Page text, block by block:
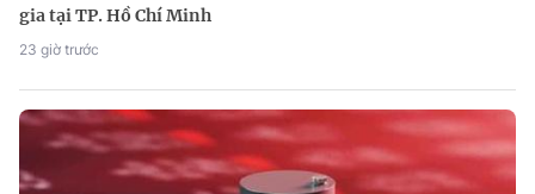
gia tại TP. Hồ Chí Minh
23 giờ trước